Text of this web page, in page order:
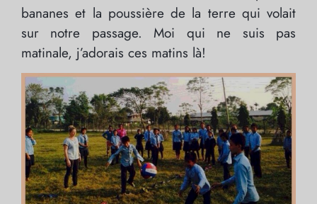
bananes et la poussière de la terre qui volait
sur notre passage. Moi qui ne suis pas
matinale, j’adorais ces matins là!